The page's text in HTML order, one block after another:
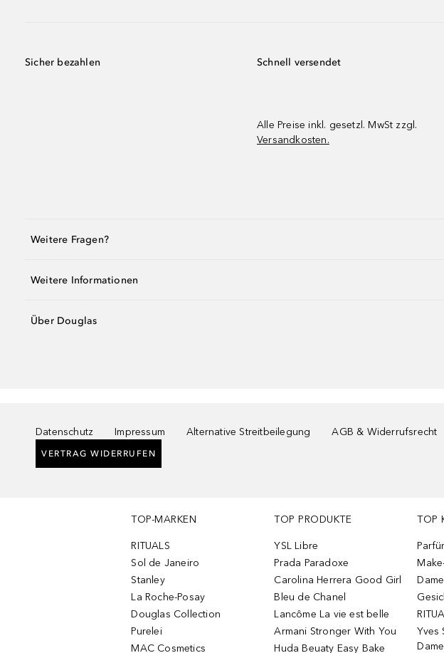
Sicher bezahlen Schnell versendet
Alle Preise inkl. gesetzl. MwSt zzgl.
Versandkosten.
Weitere Fragen?
Weitere Informationen
Über Douglas
Datenschutz Impressum Alternative Streitbeilegung AGB & Widerrufsrecht
VERTRAG WIDERRUFEN
TOP-MARKEN
RITUALS
Sol de Janeiro
Stanley
La Roche-Posay
Douglas Collection
Purelei
MAC Cosmetics
TOP PRODUKTE
YSL Libre
Prada Paradoxe
Carolina Herrera Good Girl
Bleu de Chanel
Lancôme La vie est belle
Armani Stronger With You
Huda Beuaty Easy Bake
TOP
Yves